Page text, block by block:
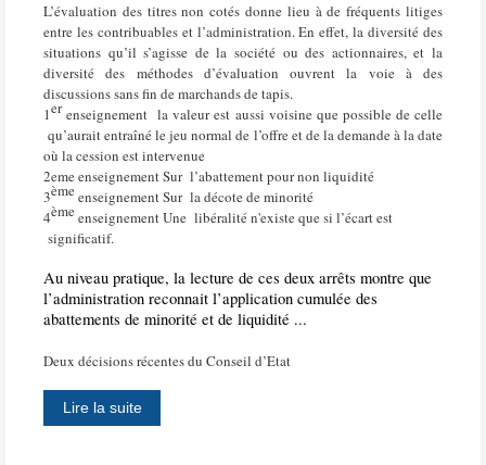
L’évaluation des titres non cotés donne lieu à de fréquents litiges
entre les contribuables et l’administration. En effet, la diversité des
situations qu’il s’agisse de la société ou des actionnaires, et la
diversité des méthodes d’évaluation ouvrent la voie à des
discussions sans fin de marchands de tapis.
1erenseignement la valeur est aussi voisine que possible de celle
qu’aurait entraîné le jeu normal de l’offre et de la demande à la date
où la cession est intervenue
2eme enseignement Sur l’abattement pour non liquidité
3èmeenseignement Sur la décote de minorité
4èmeenseignement Une libéralité n'existe que si l’écart est
significatif.
Au niveau pratique, la lecture de ces deux arrêts montre que
l’administration reconnait l’application cumulée des
abattements de minorité et de liquidité ...
Deux décisions récentes du Conseil d’Etat
Lire la suite